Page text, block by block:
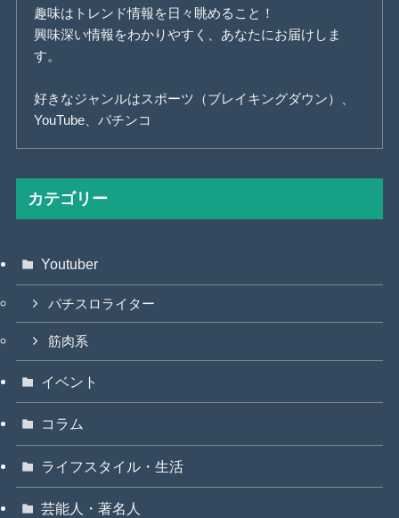
趣味はトレンド情報を日々眺めること！
興味深い情報をわかりやすく、あなたにお届けしま
す。
好きなジャンルはスポーツ（ブレイキングダウン）、
YouTube、パチンコ
カテゴリー
Youtuber
パチスロライター
筋肉系
イベント
コラム
ライフスタイル・生活
芸能人・著名人